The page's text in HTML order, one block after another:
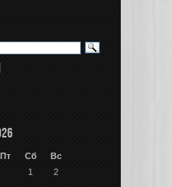
Пт Сб
Вс
1
2